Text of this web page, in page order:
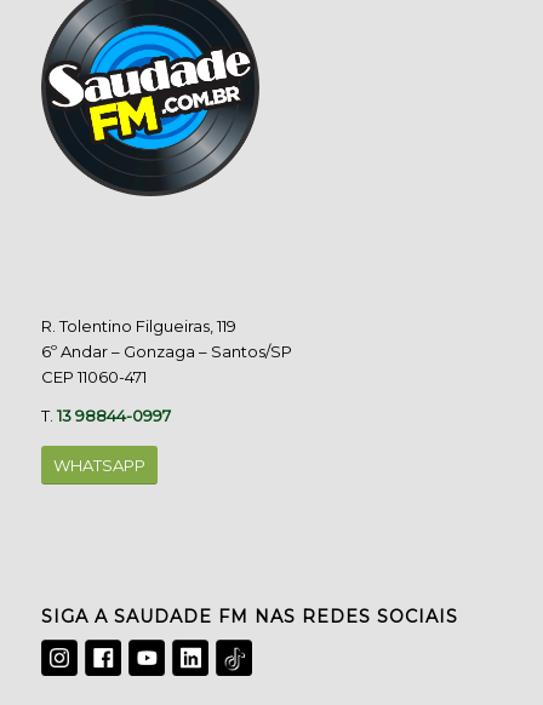
R. Tolentino Filgueiras, 119
6º Andar – Gonzaga – Santos/SP
CEP 11060-471
T.13 98844-0997
WHATSAPP
SIGA A SAUDADE FM NAS REDES SOCIAIS